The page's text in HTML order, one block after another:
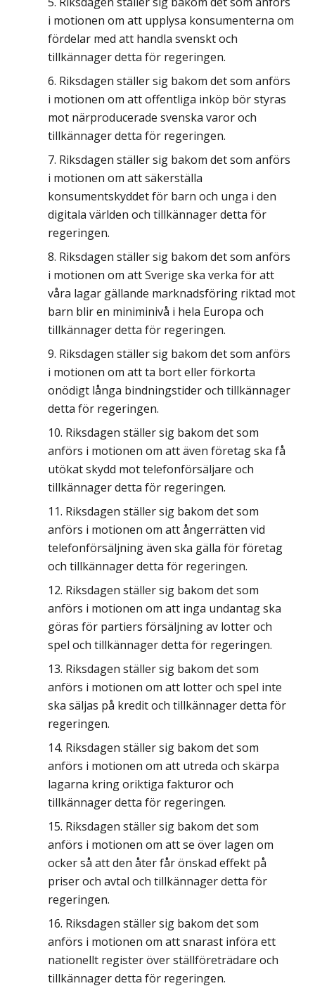
i motionen om att upplysa konsumenterna om
fördelar med att handla svenskt och
tillkännager detta för regeringen.
Riksdagen ställer sig bakom det som anförs
i motionen om att offentliga inköp bör styras
mot närproducerade svenska varor och
tillkännager detta för regeringen.
Riksdagen ställer sig bakom det som anförs
i motionen om att säkerställa
konsumentskyddet för barn och unga i den
digitala världen och tillkännager detta för
regeringen.
Riksdagen ställer sig bakom det som anförs
i motionen om att Sverige ska verka för att
våra lagar gällande marknadsföring riktad mot
barn blir en miniminivå i hela Europa och
tillkännager detta för regeringen.
Riksdagen ställer sig bakom det som anförs
i motionen om att ta bort eller förkorta
onödigt långa bindningstider och tillkännager
detta för regeringen.
Riksdagen ställer sig bakom det som
anförs i motionen om att även företag ska få
utökat skydd mot telefonförsäljare och
tillkännager detta för regeringen.
Riksdagen ställer sig bakom det som
anförs i motionen om att ångerrätten vid
telefonförsäljning även ska gälla för företag
och tillkännager detta för regeringen.
Riksdagen ställer sig bakom det som
anförs i motionen om att inga undantag ska
göras för partiers försäljning av lotter och
spel och tillkännager detta för regeringen.
Riksdagen ställer sig bakom det som
anförs i motionen om att lotter och spel inte
ska säljas på kredit och tillkännager detta för
regeringen.
Riksdagen ställer sig bakom det som
anförs i motionen om att utreda och skärpa
lagarna kring oriktiga fakturor och
tillkännager detta för regeringen.
Riksdagen ställer sig bakom det som
anförs i motionen om att se över lagen om
ocker så att den åter får önskad effekt på
priser och avtal och tillkännager detta för
regeringen.
Riksdagen ställer sig bakom det som
anförs i motionen om att snarast införa ett
nationellt register över ställföreträdare och
tillkännager detta för regeringen.